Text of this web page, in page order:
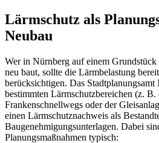
Lärmschutz als
Neubau
Wer in Nürnberg auf einem
neu baut, sollte die Lärmbelastung
berücksichtigen. Das
bestimmten Lärmschutzbereichen (z. B.
Frankenschnellwegs oder der
einen Lärmschutznachweis als
Baugenehmigungsunterlagen. Dabei
Planungsmaßnahmen typisch: